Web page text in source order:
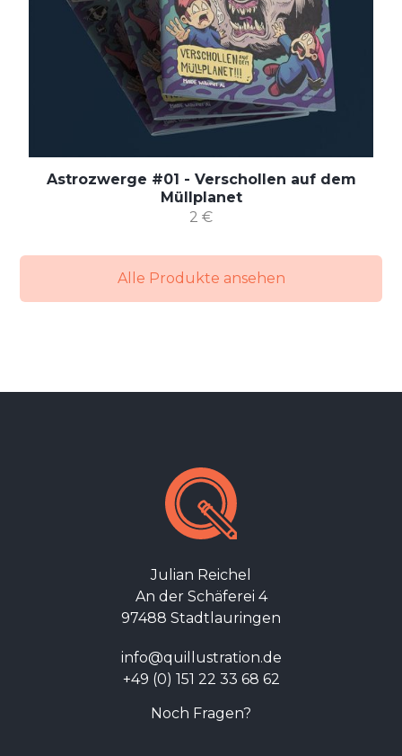
Astrozwerge #01 - Verschollen auf dem
Müllplanet
2 €
Alle Produkte ansehen
Julian Reichel
An der Schäferei 4
97488 Stadtlauringen
info@quillustration.de
+49 (0) 151 22 33 68 62
Noch Fragen?